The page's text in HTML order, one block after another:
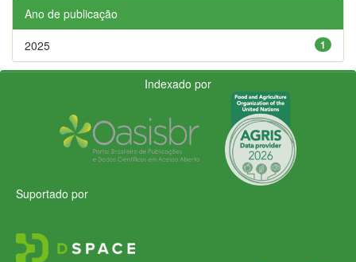
Ano de publicação
1
2025
Indexado por
Suportado por